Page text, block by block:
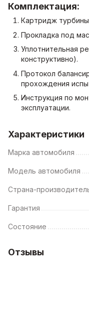
Комплектация:
Картридж
Прокладка под
Уплотнительная
конструктивно).
Протокол
прохождения
Инструкция по
эксплуатации.
Характеристики
Марка автомобиля
Модель автомобиля
Страна-
Гарантия
Состояние
Отзывы